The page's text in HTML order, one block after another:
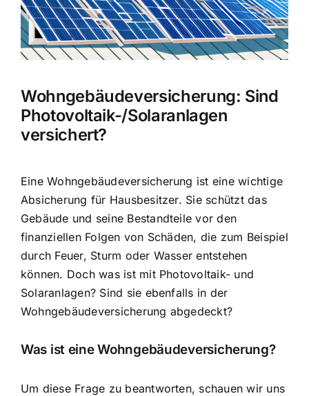
Hausratversicherung
Berufsunfähigkeitsversicherung
Weitere Tarifvergleiche
Hilfe und Kontakt
Wohngebäudeversicherung: Sind
Photovoltaik-/Solaranlagen
versichert?
Eine Wohngebäudeversicherung ist eine wichtige
Absicherung für Hausbesitzer. Sie schützt das
Gebäude und seine Bestandteile vor den
finanziellen Folgen von Schäden, die zum Beispiel
durch Feuer, Sturm oder Wasser entstehen
können. Doch was ist mit Photovoltaik- und
Solaranlagen? Sind sie ebenfalls in der
Wohngebäudeversicherung abgedeckt?
Was ist eine Wohngebäudeversicherung?
Um diese Frage zu beantworten, schauen wir uns